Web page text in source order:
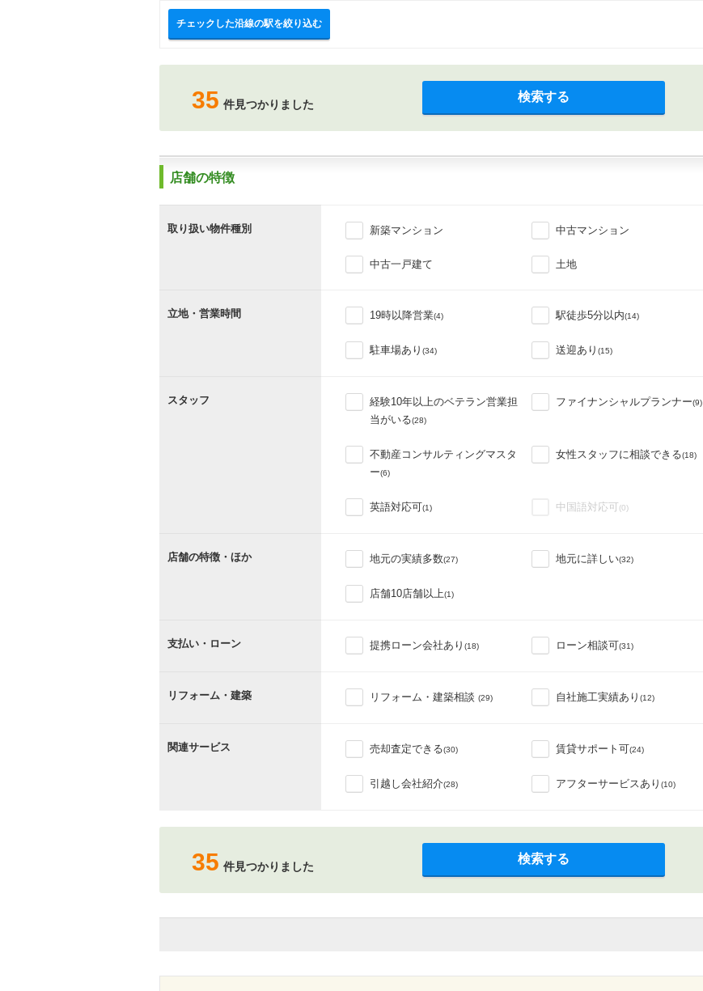
チェックした沿線の駅を絞り込む
35 件見つかりました
検索する
店舗の特徴
取り扱い物件種別 新築マンション 中古マンション
中古一戸建て 土地
立地・営業時間 19時以降営業(4) 駅徒歩5分以内(14)
駐車場あり (34) 送迎あり (15)
スタッフ
経験10年以上のベテラン営業担
当がいる(28)
ファイナンシャルプランナー(9)
不動産コンサルティングマスタ
ー(6)
女性スタッフに相談できる(18)
英語対応可(1) 中国語対応可(0)
店舗の特徴・ほか 地元の実績多数(27) 地元に詳しい(32)
店舗10店舗以上(1)
支払い・ローン 提携ローン会社あり (18) ローン相談可(31)
リフォーム・建築 リフォーム・建築相談 (29) 自社施工実績あり (12)
関連サービス 売却査定できる(30) 賃貸サポート可(24)
引越し会社紹介(28) アフターサービスあり (10)
35 件見つかりました
検索する